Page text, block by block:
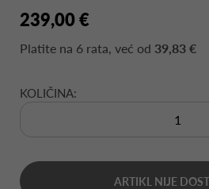
239,00 €
Platite na 6 rata, već od 39,83 €
KOLIČINA:
ARTIKL NIJE